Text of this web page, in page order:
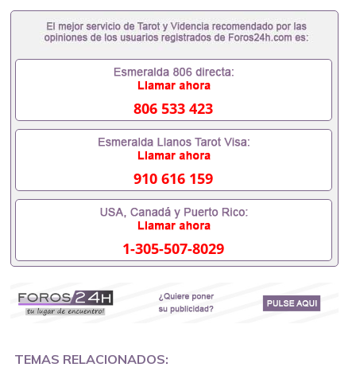
毕业证+成绩单+留学回国人员证明+教育部认证,录取
通知书，雅思。（全套留学回国必备证明材料，给父
母及亲朋好友一份完美交代）； 2、雅思、托福，
校、转学，甚至是申请工签都可以用到）。 注：上述
材料，随时都可以安排办理，毕业证成绩单，学校，
内找工作假的毕业证可以用吗551190476假的毕业证
成绩单可以办学历认证吗551190476要定居国外需要
办理什么材料551190476入职事业单位/国企假的毕业
证会查吗551190476入职国企/事业单位需要些什么材
料551190476办理假毕业证在国内能用吗, 挂科拿不到
毕业证怎么办, 毕业证丢了怎么办, 没有正常毕业怎么
办理毕业证,没毕业可以办学历认证吗,您是否因为中
途辍学、挂科而没有正常毕业551190476您是否因为
递交材料不齐而被拒之门外551190476您是否因没正
常毕业而导致回国得不到教育部认证在校挂科了不想
读了,成绩不理想毕不了业怎么办551190476找工作没
如何办理本科/硕士毕业证551190476网上买文凭可靠
吗551190476哪里可以买国外文凭551190476国外本
可以制作美国毕业证551190476哪里可以办理澳洲毕
806 533 423
910 616 159
1-305-507-8029
TEMAS RELACIONADOS: